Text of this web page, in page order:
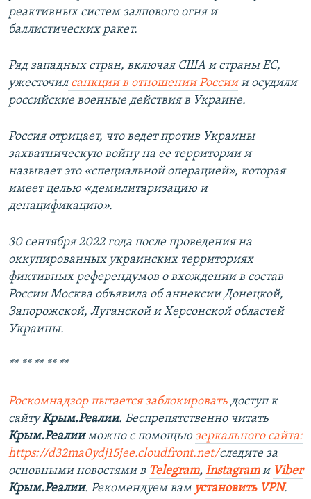
реактивных систем залпового огня и
баллистических ракет.
Ряд западных стран, включая США и страны ЕС,
ужесточилсанкции в отношении Россиии осудили
российские военные действия в Украине.
Россия отрицает, что ведет против Украины
захватническую войну на ее территории и
называет это «специальной операцией», которая
имеет целью «демилитаризацию и
денацификацию».
30 сентября 2022 года после проведения на
оккупированных украинских территориях
фиктивных референдумов о вхождении в состав
России Москва объявила об аннексии Донецкой,
Запорожской, Луганской и Херсонской областей
Украины.
** ** ** ** **
Роскомнадзор пытается заблокировать доступ к
сайтуКрым.Реалии. Беспрепятственно читать
Крым.Реалииможно с помощью зеркального сайта:
https://d32ma0ydj15jee.cloudfront.net/следите за
основными новостями в Telegram, Instagramи Viber
Крым.Реалии. Рекомендуем вам установить VPN.